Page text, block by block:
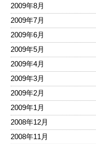
2009年8月
2009年7月
2009年6月
2009年5月
2009年4月
2009年3月
2009年2月
2009年1月
2008年12月
2008年11月